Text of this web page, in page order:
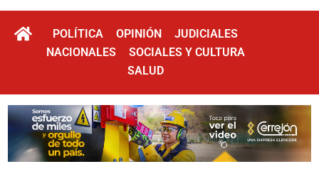
POLÍTICA OPINIÓN
JUDICIALES
NACIONALES
SOCIALES Y CULTURA
SALUD